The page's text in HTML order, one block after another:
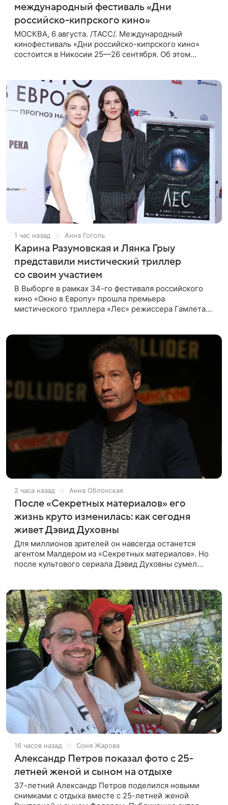
международный фестиваль «Дни
российско-кипрского кино»
МОСКВА, 6 августа. /ТАСС/. Международный
кинофестиваль «Дни российско-кипрского кино»
состоится в Никосии 25—26 сентября. Об этом
1 час назад Анна Гоголь
Карина Разумовская и Лянка Грыу
представили мистический триллер
со своим участием
В Выборге в рамках 34-го фестиваля российского
кино «Окно в Европу» прошла премьера
мистического триллера «Лес» режиссера Гамлета
2 часа назад Анна Облонская
После «Секретных материалов» его
жизнь круто изменилась: как сегодня
живет Дэвид Духовны
Для миллионов зрителей он навсегда останется
агентом Малдером из «Секретных материалов». Но
после культового сериала Дэвид Духовны сумел
16 часов назад Соня Жарова
Александр Петров показал фото с 25-
летней женой и сыном на отдыхе
37-летний Александр Петров поделился новыми
снимками с отдыха вместе с 25-летней женой